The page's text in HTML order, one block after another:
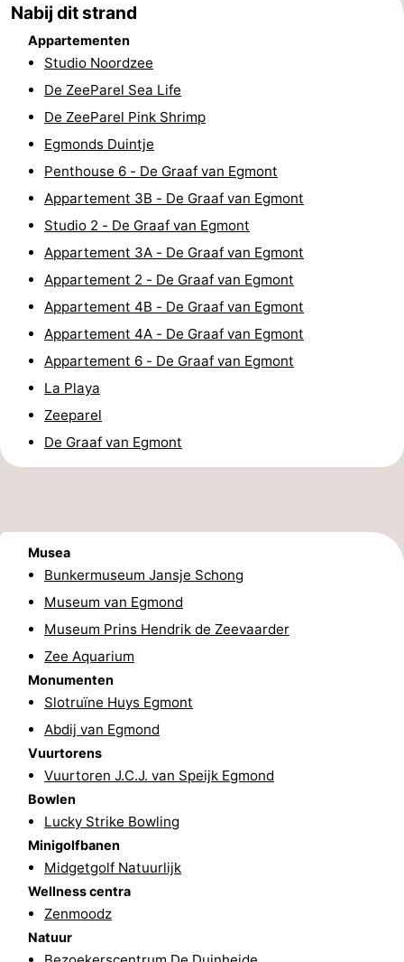
Zwembaden
Fietsen
Wandelen
Paardrijden
Golfbanen
Surfen
drinken
Evenementen
Praktisch
Forum
Route
Medische
adressen
Regio
Noord-
Holland
Natuur
Schoorlse
Duinen
Bergen
aan
Zee
Bergen
Alkmaar
Noordhollands
duinreservaat
Nabij dit strand
Appartementen
Studio Noordzee
De ZeeParel Sea Life
De ZeeParel Pink Shrimp
Egmonds Duintje
Penthouse 6 - De Graaf van Egmont
Appartement 3B - De Graaf van Egmont
Studio 2 - De Graaf van Egmont
Appartement 3A - De Graaf van Egmont
Appartement 2 - De Graaf van Egmont
Appartement 4B - De Graaf van Egmont
Appartement 4A - De Graaf van Egmont
Appartement 6 - De Graaf van Egmont
La Playa
Zeeparel
De Graaf van Egmont
Musea
Bunkermuseum Jansje Schong
Museum van Egmond
Museum Prins Hendrik de Zeevaarder
Zee Aquarium
Monumenten
Slotruïne Huys Egmont
Abdij van Egmond
Vuurtorens
Vuurtoren J.C.J. van Speijk Egmond
Bowlen
Lucky Strike Bowling
Minigolfbanen
Midgetgolf Natuurlijk
Wellness centra
Zenmoodz
Natuur